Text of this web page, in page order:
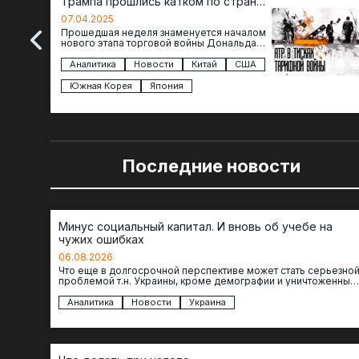
региона
07.04.2025
Прошедшая неделя знаменуется началом
нового этапа торговой войны Дональда
импорта из более 100 стран…
Аналитика Новости Китай
США
Южная Корея
Япония
Последние новости
Минус социальный капитал. И вновь об учебе на
чужих ошибках
06.08.2026
Что еще в долгосрочной перспективе может стать серьезной
проблемой т.н. Украины, кроме демографии и уничтоженных
Аналитика Новости Украина